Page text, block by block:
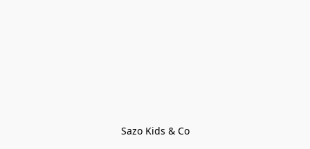
Sazo Kids & Co